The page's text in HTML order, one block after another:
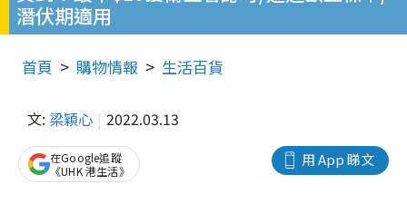
潛伏期適用
首頁 購物情報 生活百貨
文: 梁穎心 2022.03.13
用 App 睇文
在Google追蹤
《UHK 港生活》